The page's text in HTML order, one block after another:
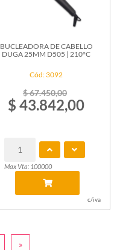
BUCLEADORA DE CABELLO
DUGA 25MM D505 | 210°C
Cód: 3092
$ 67.450,00
$ 43.842,00
Max Vta: 100000
c/iva
»